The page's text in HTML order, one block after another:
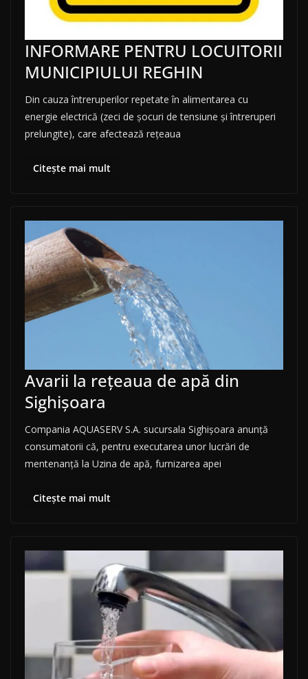
INFORMARE PENTRU LOCUITORII
MUNICIPIULUI REGHIN
Din cauza întreruperilor repetate în alimentarea cu
energie electrică (zeci de șocuri de tensiune și întreruperi
prelungite), care afectează rețeaua
Citește mai mult
Avarii la rețeaua de apă din
Sighișoara
Compania AQUASERV S.A. sucursala Sighișoara anunță
consumatorii că, pentru executarea unor lucrări de
mentenanță la Uzina de apă, furnizarea apei
Citește mai mult